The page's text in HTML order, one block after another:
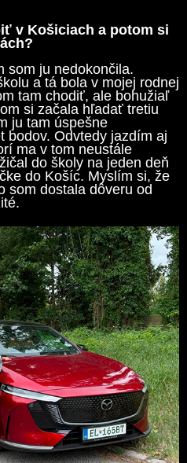
v Košiciach a potom si
som ju nedokončila.
a tá bola v mojej rodnej
tam chodiť, ale bohužiaľ
si začala hľadať tretiu
ju tam úspešne
Odvtedy jazdím aj
ma v tom neustále
do školy na jeden deň
do Košíc. Myslím si, že
som dostala dôveru od